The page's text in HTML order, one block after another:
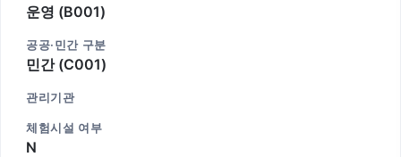
운영 (B001)
공공·민간 구분
민간 (C001)
관리기관
체험시설 여부
N